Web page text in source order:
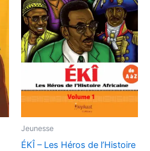
Jeunesse
ÉKÎ – Les Héros de l’Histoire